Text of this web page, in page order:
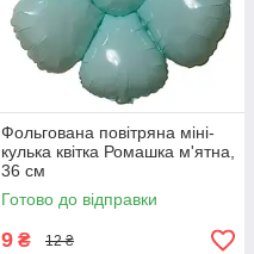
Фольгована повітряна міні-
кулька квітка Ромашка м'ятна,
36 см
Готово до відправки
9 ₴ 12 ₴